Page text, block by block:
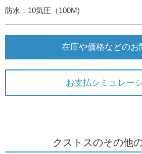
防水：10気圧（100M)
在庫や価格などのお
お支払シミュレー
クストスのその他